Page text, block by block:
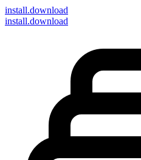
install.download
install.download